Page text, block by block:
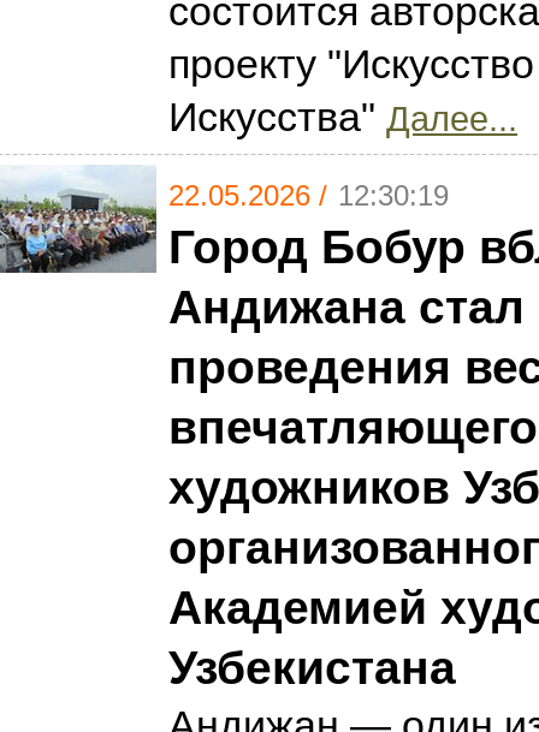
состоится
проекту
Искусства" Далее...
22.05.2026 / 12:30:19
Город Бобур
Андижана стал
проведения
художников
Академией
Узбекистана